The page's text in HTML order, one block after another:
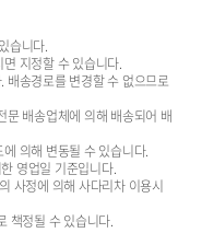
습니다.
지정할 수 있습니다.
배송경로를 변경할 수 없으므로
문 배송업체에 의해 배송되어 배
의해 변동될 수 있습니다.
영업일 기준입니다.
사정에 의해 사다리차 이용시
책정될 수 있습니다.